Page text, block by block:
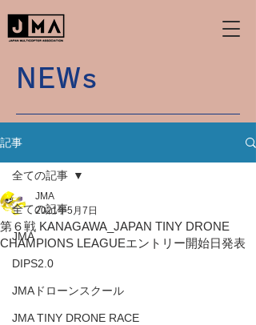
NEWs
記事
全ての記事
JMA
DIPS2.0
JMAドローンスクール
JMA TINY DRONE RACE
全ての記事
第６戦 KANAGAWA_JAPAN TINY DRONE
CHAMPIONS LEAGUEエントリー開始日発表
JMA
2021年5月7日